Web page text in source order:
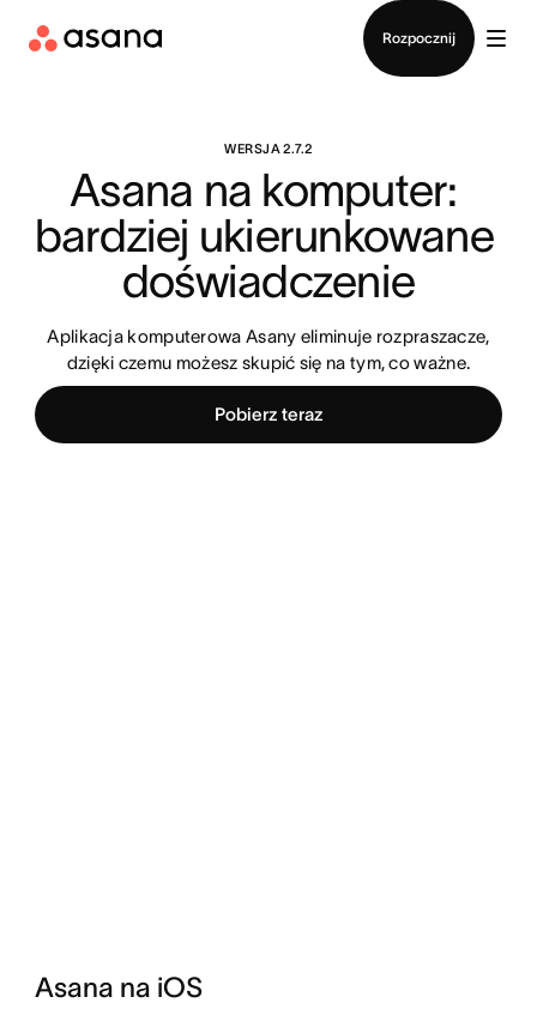
Rozpocznij
WERSJA 2.7.2
Asana na komputer:
bardziej ukierunkowane
doświadczenie
Aplikacja komputerowa Asany eliminuje rozpraszacze,
dzięki czemu możesz skupić się na tym, co ważne.
Pobierz teraz
Asana na iOS